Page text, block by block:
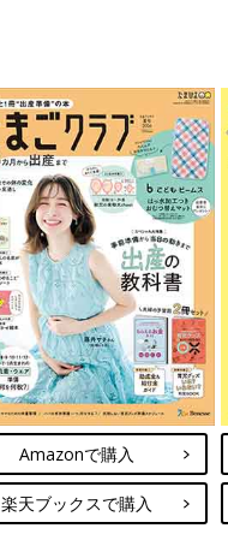
Amazonで購入
楽天ブックスで購入